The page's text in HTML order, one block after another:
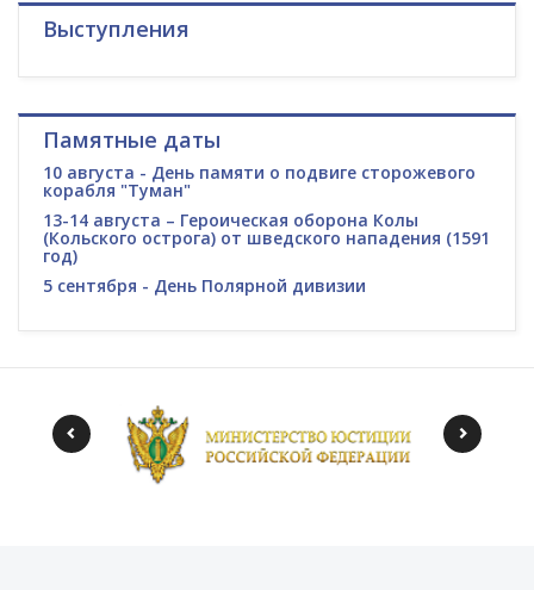
Выступления
Памятные даты
10 августа - День памяти о подвиге сторожевого
корабля "Туман"
13-14 августа – Героическая оборона Колы
(Кольского острога) от шведского нападения (1591
год)
5 сентября - День Полярной дивизии